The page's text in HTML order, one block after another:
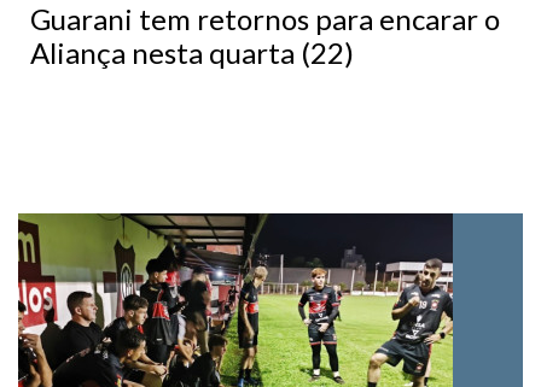
Guarani tem retornos para encarar o
Aliança nesta quarta (22)